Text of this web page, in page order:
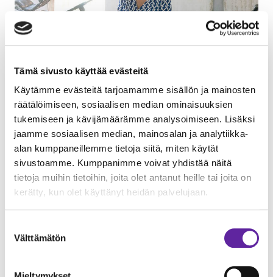
Tämä sivusto käyttää evästeitä
Käytämme evästeitä tarjoamamme sisällön ja mainosten
räätälöimiseen, sosiaalisen median ominaisuuksien
tukemiseen ja kävijämäärämme analysoimiseen. Lisäksi
jaamme sosiaalisen median, mainosalan ja analytiikka-
alan kumppaneillemme tietoja siitä, miten käytät
sivustoamme. Kumppanimme voivat yhdistää näitä
tietoja muihin tietoihin, joita olet antanut heille tai joita on
kerätty, kun olet käyttänyt heidän palvelujaan.
valinta
Välttämätön
juhlatilaisuuteen kaupungin tervehdyksen.